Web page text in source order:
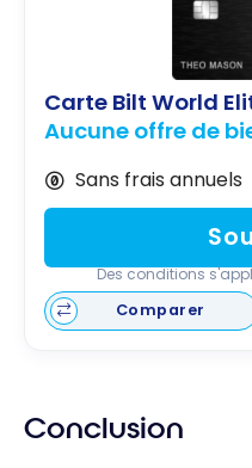
Carte Bilt World
Aucune offre de
Sans frais annuels
Des conditions
Comparer
Conclusion